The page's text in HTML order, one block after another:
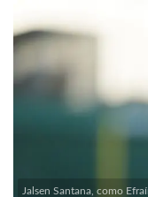
Jalsen Santana, como